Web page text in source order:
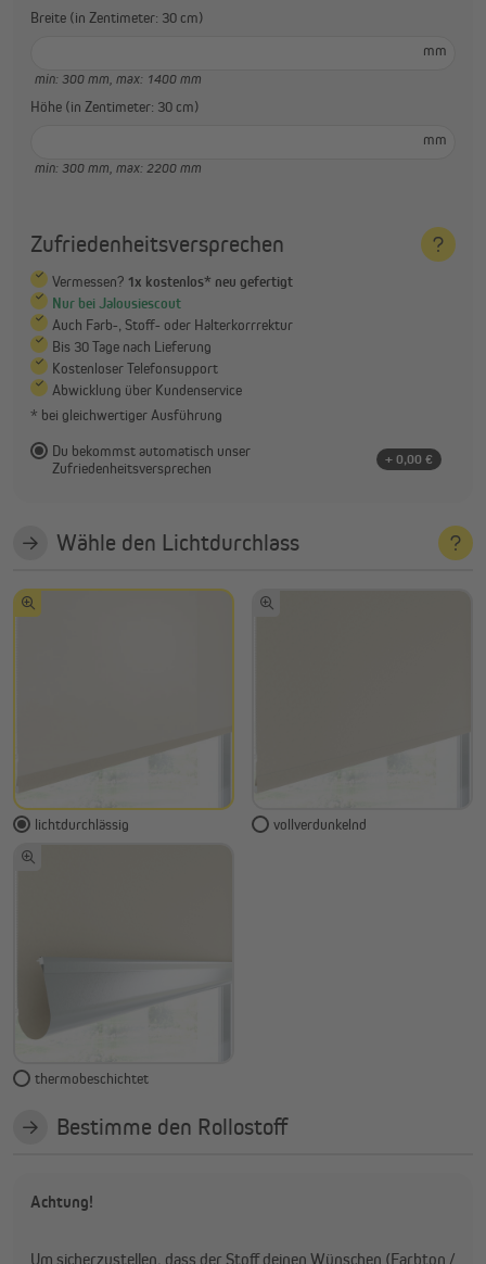
Breite (in Zentimeter: 30 cm)
mm
min: 300 mm, max: 1400 mm
Höhe (in Zentimeter: 30 cm)
mm
min: 300 mm, max: 2200 mm
Zufriedenheitsversprechen
Vermessen? 1x kostenlos* neu gefertigt
Nur bei Jalousiescout
Auch Farb-, Stoff- oder Halterkorrrektur
Bis 30 Tage nach Lieferung
Kostenloser Telefonsupport
Abwicklung über Kundenservice
* bei gleichwertiger Ausführung
Du bekommst automatisch unser
Zufriedenheitsversprechen
+ 0,00 €
Wähle den Lichtdurchlass
lichtdurchlässig vollverdunkelnd
thermobeschichtet
Bestimme den Rollostoff
Achtung!
Um sicherzustellen, dass der Stoff deinen Wünschen (Farbton /